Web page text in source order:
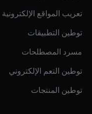
تعريب المواقع الإلكترونية
توطين التطبيقات
مسرد المصطلحات
توطين التعم الإلكتروني
توطين المنتجات